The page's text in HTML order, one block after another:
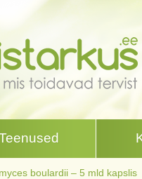
boulardii – 5 mld kapslis